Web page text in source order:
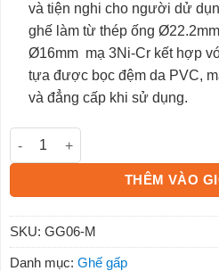
và tiện nghi cho người dử
ghế làm từ thép ống
Ø16mm mạ 3Ni-Cr kết hợp
tựa được bọc đệm da PVC,
và đẳng cấp khi sử dụng.
Ghế Gấp GG06-M số lượng
THÊM VÀO
SKU: GG06-M
Danh mục: Ghế gấp